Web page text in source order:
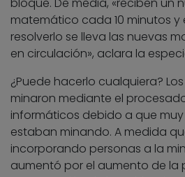
bloque. De media, «reciben un
matemático cada 10 minutos y
resolverlo se lleva las nuevas
en circulación», aclara la
¿Puede hacerlo cualquiera?
minaron mediante el
informáticos debido a que
estaban minando. A medida
incorporando personas a la
aumentó por el aumento de la